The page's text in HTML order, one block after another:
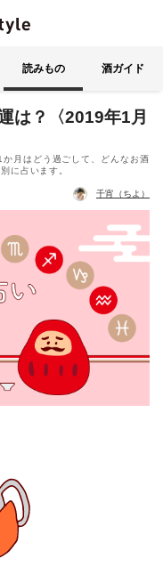
ミスタイル 家飲みを楽
読みもの 酒ガイド
は？〈2019年1月
月はどう過ごして、どんなお酒
に占います。
千宵（ちよ）